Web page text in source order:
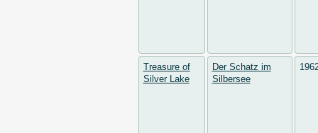
Treasure of
Silver Lake
Der Schatz im
Silbersee